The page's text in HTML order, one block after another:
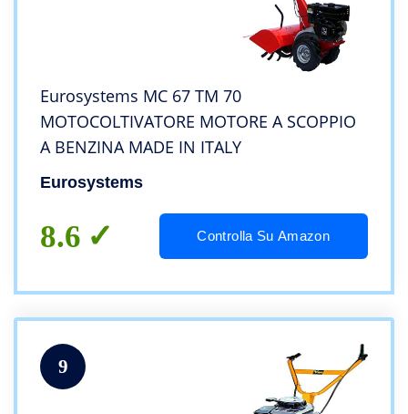
Eurosystems MC 67 TM 70
MOTOCOLTIVATORE MOTORE A SCOPPIO
A BENZINA MADE IN ITALY
Eurosystems
8.6 Controlla Su Amazon
9